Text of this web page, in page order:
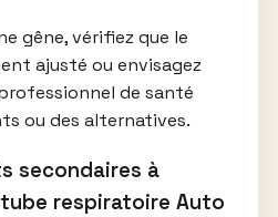
gêne, vérifiez que le
ajusté ou envisagez
de santé
ou des alternatives.
secondaires à
tube respiratoire Auto